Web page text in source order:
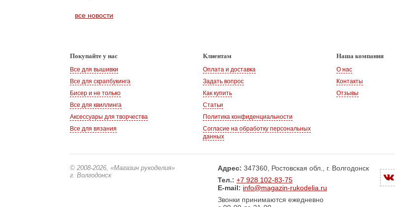
все новости
Покупайте у нас
Все для вышивки
Все для скрапбукинга
Бисер и не только
Все для квиллинга
Аксессуары для творчества
Все для вязания
Клиентам
Оплата и доставка
Задать вопрос
Как купить
Статьи
Политика конфиденциальности
Согласие на обработку персональных
данных
Наша компания
О нас
Контакты
Отзывы
© 2008-2026, «Магазин рукоделия»
г. Волгодонск
Адрес: 347360, Ростовская обл., г. Волгодонск
Тел.: +7 928 102-83-75
E-mail: info@magazin-rukodelia.ru
Звонки принимаются ежедневно